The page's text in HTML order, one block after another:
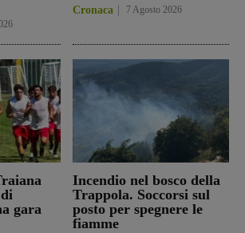
Cronaca 7 Agosto 2026
gara
Incendio nel bosco della
Trappola. Soccorsi sul
posto per spegnere le
fiamme